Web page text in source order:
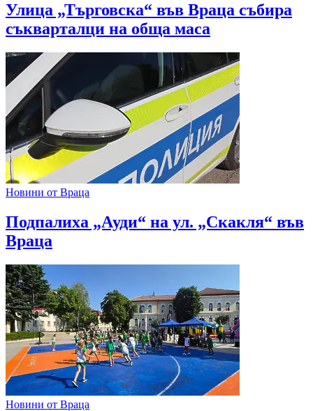
Улица „Търговска“ във Враца събира
съкварталци на обща маса
Новини от Враца
Подпалиха „Ауди“ на ул. „Скакля“ във
Враца
Новини от Враца